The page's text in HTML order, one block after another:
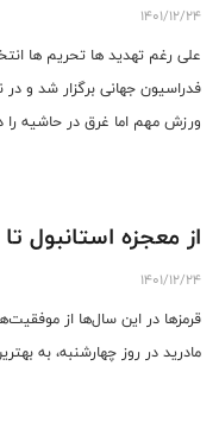
1401/12/24
علی رغم تهدید ها تحریم ها
فدراسیون جهانی برگزار شد و
ورزش مهم اما غرق در حاشیه
از معجزه استانبول
1401/12/24
قرمزها در این سال‌ها از
مادرید در روز چهارشنبه، به